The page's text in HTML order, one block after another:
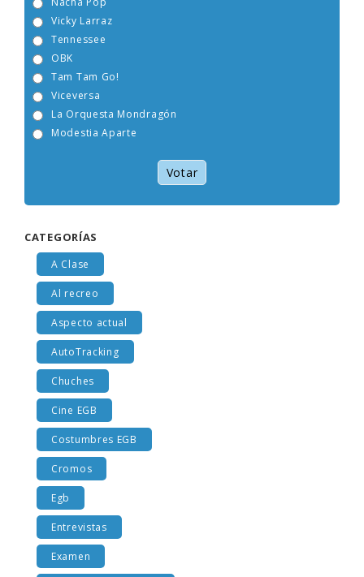
Nacha Pop
Vicky Larraz
Tennessee
OBK
Tam Tam Go!
Viceversa
La Orquesta Mondragón
Modestia Aparte
Votar
CATEGORÍAS
A Clase
Al recreo
Aspecto actual
AutoTracking
Chuches
Cine EGB
Costumbres EGB
Cromos
Egb
Entrevistas
Examen